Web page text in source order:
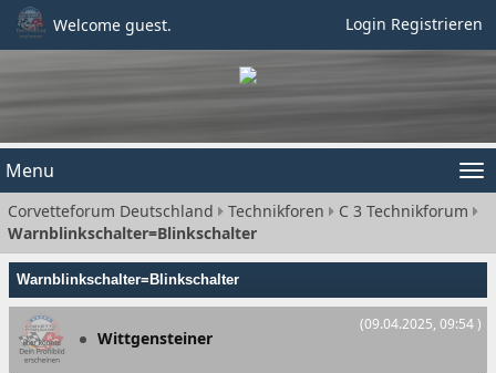
Welcome guest. Login Registrieren
Menu
Corvetteforum Deutschland Technikforen
C 3 Technikforum
Warnblinkschalter=Blinkschalter
Warnblinkschalter=Blinkschalter
(09.04.2025, 09:54 )
Wittgensteiner